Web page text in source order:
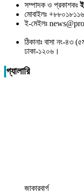
সম্পাদক ও প্রকাশকঃ
মোবাইলঃ
ই-মেইলঃ
ঠিকানাঃ বাসা নং-৪৩
ঢাকা-১২০৬।
গ্যালারি
জাকারবার্গ